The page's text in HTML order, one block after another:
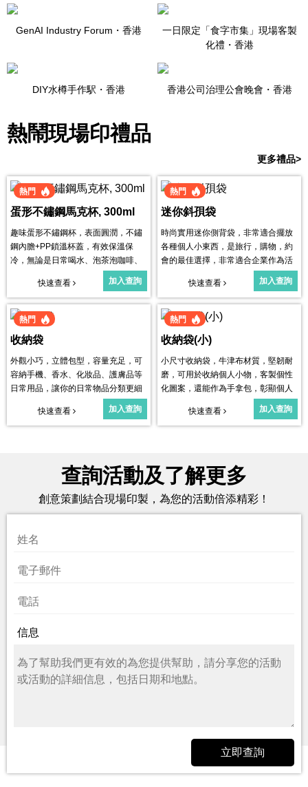
GenAI Industry Forum・ 香港
一日限定「食字市集」現場客製
化禮・ 香港
DIY水樽手作駅・ 香港 香港公司治理公會晚會・ 香港
更多禮品>
熱鬧現場印禮品
熱門
蛋形不鏽鋼馬克杯, 300ml
趣味蛋形不鏽鋼杯，表面圓潤，不鏽
鋼內膽+PP鎖溫杯蓋，有效保溫保
冷，無論是日常喝水、泡茶泡咖啡、
加入查詢
快速查看
熱門
迷你斜孭袋
時尚實用迷你側背袋，非常適合擺放
各種個人小東西，是旅行，購物，約
會的最佳選擇，非常適合企業作為活
加入查詢
快速查看
熱門
收納袋
外觀小巧，立體包型，容量充足，可
容納手機、香水、化妝品、護膚品等
日常用品，讓你的日常物品分類更細
加入查詢
快速查看
熱門
收納袋(小)
小尺寸收納袋，牛津布材質，堅韌耐
磨，可用於收納個人小物，客製個性
化圖案，還能作為手拿包，彰顯個人
加入查詢
快速查看
查詢活動及了解更多
創意策劃結合現場印製，為您的活動倍添精彩！
信息
立即查詢